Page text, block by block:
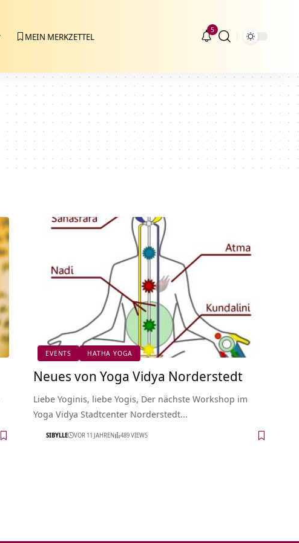
MEIN MERKZETTEL
5
EVENTS HATHA YOGA
Neues von Yoga Vidya Norderstedt
Liebe Yoginis, liebe Yogis, Der nächste Workshop im
Yoga Vidya Stadtcenter Norderstedt…
SIBYLLE VOR 11 JAHREN 489 VIEWS